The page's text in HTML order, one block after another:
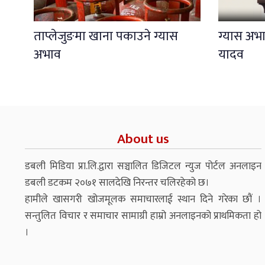
ताप्लेजुङमा खाना पकाउने ग्यास
अभाव
ग्यास
यादव
About us
डबली मिडिया प्रा.लि.द्वारा सञ्चालित डिजिटल न्युज पोर्टल अनलाइन
डबली डटकम २०७१ सालदेखि निरन्तर चलिरहेको छ।
हामीले खासगरी खोजमूलक समाचारलाई स्थान दिने गरेका छौं ।
सन्तुलित विचार र समाचार सामाग्री हाम्रो अनलाइनको प्राथमिकता हो
।